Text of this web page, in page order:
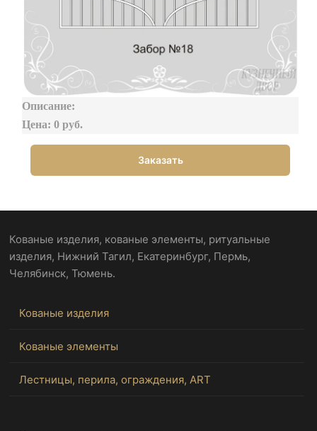
Описание:
Цена: 0 руб.
Заказать
Кованые изделия, кованые элементы, ритуальные
изделия, Нижний Тагил, Екатеринбург, Пермь,
Челябинск, Тюмень.
Кованые изделия
Кованые элементы
Лестницы, перила, ограждения, ART